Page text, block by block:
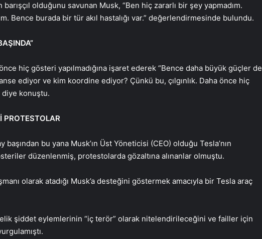
barışçıl olduğunu savunan Musk, “Ben hiç zararlı bir şey yapmadım.
Bence burada bir tür akıl hastalığı var.” değerlendirmesinde bulundu.
hiç gösteri yapılmadığına işaret ederek “Bence daha büyük güçler de
ediyor ve kim koordine ediyor? Çünkü bu, çılgınlık. Daha önce hiç
konuştu.
PROTESTOLAR
bu yana Musk’ın Üst Yöneticisi (CEO) olduğu Tesla’nın
düzenlenmiş, protestolarda gözaltına alınanlar olmuştu.
olarak atadığı Musk’a desteğini göstermek amacıyla bir Tesla araç
şiddet eylemlerinin “iç terör” olarak nitelendirileceğini ve failler için
Şanlıurfa Boşanma Avukatı ile
Rehberi